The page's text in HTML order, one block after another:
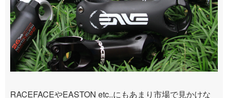
RACEFACEやEASTON etc..にもあまり市場で見かけな